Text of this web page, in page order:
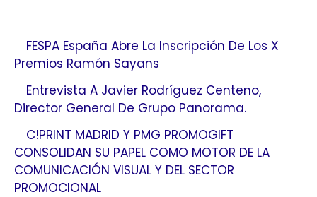
FESPA España Abre La Inscripción De Los X
Premios Ramón Sayans
Entrevista A Javier Rodríguez Centeno,
Director General De Grupo Panorama.
C!PRINT MADRID Y PMG PROMOGIFT
CONSOLIDAN SU PAPEL COMO MOTOR DE LA
COMUNICACIÓN VISUAL Y DEL SECTOR
PROMOCIONAL